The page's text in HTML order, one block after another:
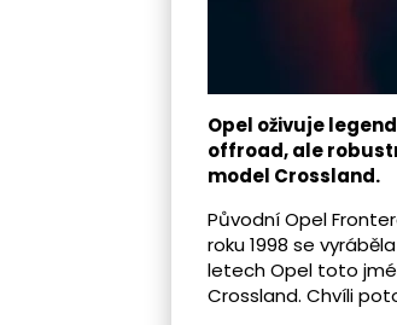
Opel oživuje
offroad, ale
model Crossland.
Původní Opel
roku 1998 se
letech Opel toto
Crossland. Chvíli